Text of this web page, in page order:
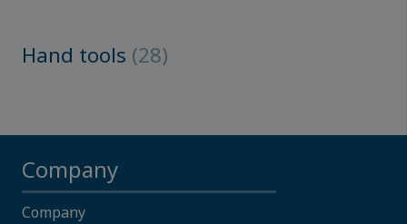
Hand tools (28)
Company
Company